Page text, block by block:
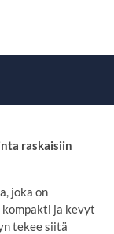
raskaisiin
joka on
ja kevyt
tekee siitä